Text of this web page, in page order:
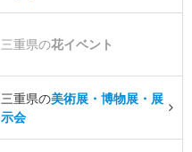
三重県の花イベント
三重県の美術展・博物展・展
示会